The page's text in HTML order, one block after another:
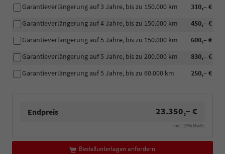
310,– €
Garantieverlängerung auf 3 Jahre, bis zu 150.000 km
450,– €
Garantieverlängerung auf 4 Jahre, bis zu 150.000 km
600,– €
Garantieverlängerung auf 5 Jahre, bis zu 150.000 km
830,– €
Garantieverlängerung auf 5 Jahre, bis zu 200.000 km
250,– €
Garantieverlängerung auf 5 Jahre, bis zu 60.000 km
Endpreis 23.350,– €
incl. 19% MwSt.
Bestellunterlagen anfordern